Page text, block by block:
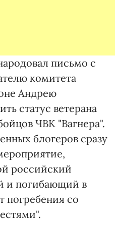
письмо с
комитета
Андрею
статус ветерана
ЧВК "Вагнера".
блогеров сразу
российский
и погибающий в
погребения со